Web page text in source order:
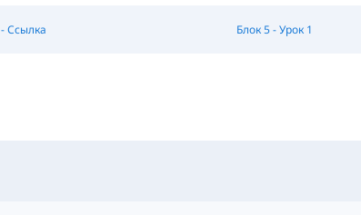
Ссылка Блок 5 - Урок 1